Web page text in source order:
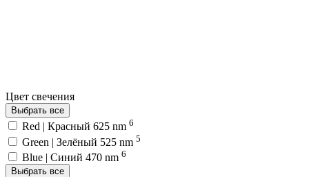
Цвет свечения
Выбрать все
Red | Красный 625 nm 6
Green | Зелёный 525 nm 5
Blue | Синий 470 nm 6
Выбрать все